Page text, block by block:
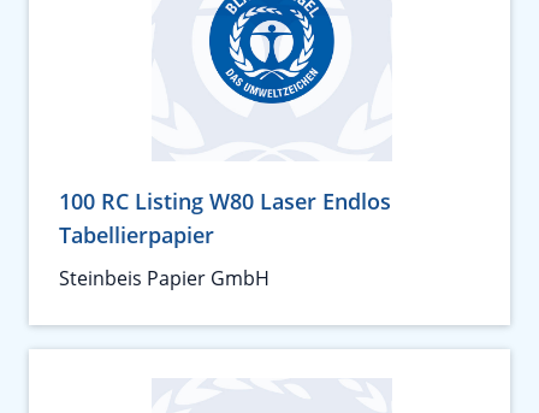
100 RC Listing W80 Laser Endlos
Tabellierpapier
Steinbeis Papier GmbH